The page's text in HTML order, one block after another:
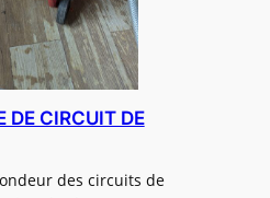
DE CIRCUIT DE
des circuits de